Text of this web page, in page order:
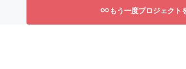
もう一度プロジェクト